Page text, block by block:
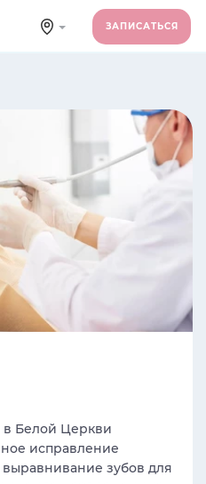
ЗАПИСАТЬСЯ
Белой Церкви
исправление
выравнивание зубов для